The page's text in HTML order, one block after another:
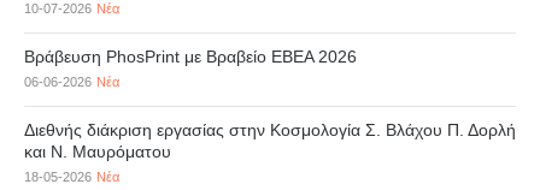
10-07-2026 Νέα
Βράβευση PhosPrint με Βραβείο ΕΒΕΑ 2026
06-06-2026 Νέα
Διεθνής διάκριση εργασίας στην Κοσμολογία Σ. Βλάχου Π. Δορλή
και Ν. Μαυρόματου
18-05-2026 Νέα